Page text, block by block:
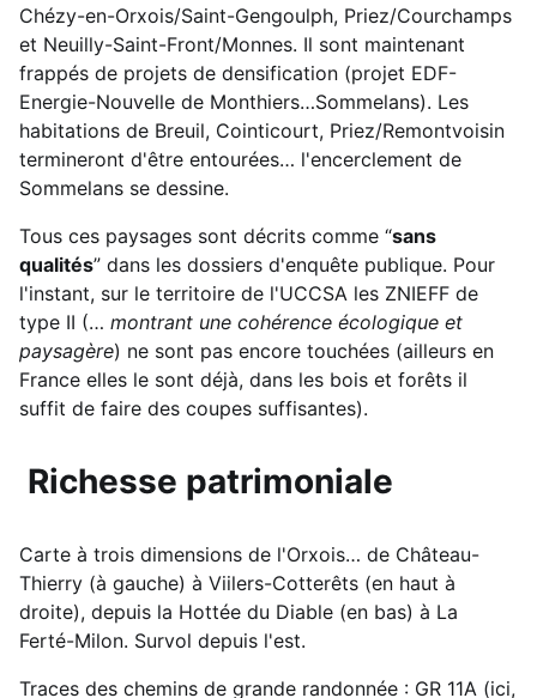
Chézy-en-Orxois/Saint-Gengoulph, Priez/Courchamps
et Neuilly-Saint-Front/Monnes. Il sont maintenant
frappés de projets de densification (projet EDF-
Energie-Nouvelle de Monthiers…Sommelans). Les
habitations de Breuil, Cointicourt, Priez/Remontvoisin
termineront d'être entourées… l'encerclement de
Sommelans se dessine.
Tous ces paysages sont décrits comme “sans
qualités” dans les dossiers d'enquête publique. Pour
l'instant, sur le territoire de l'UCCSA les ZNIEFF de
type II (… montrant une cohérence écologique et
paysagère) ne sont pas encore touchées (ailleurs en
France elles le sont déjà, dans les bois et forêts il
suffit de faire des coupes suffisantes).
Richesse patrimoniale
Carte à trois dimensions de l'Orxois… de Château-
Thierry (à gauche) à Viilers-Cotterêts (en haut à
droite), depuis la Hottée du Diable (en bas) à La
Ferté-Milon. Survol depuis l'est.
Traces des chemins de grande randonnée : GR 11A (ici,